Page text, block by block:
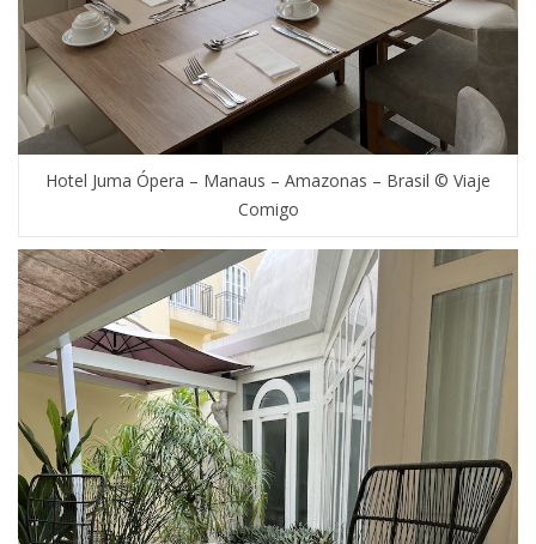
Hotel Juma Ópera – Manaus – Amazonas – Brasil © Viaje
Comigo